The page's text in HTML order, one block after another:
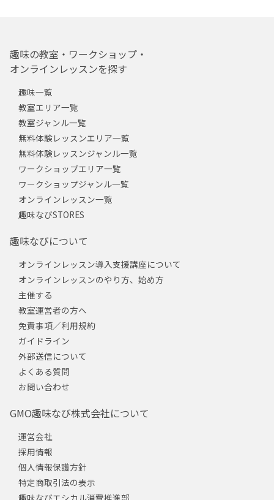
趣味の教室・ワークショップ・
オンラインレッスンを探す
趣味一覧
教室エリア一覧
教室ジャンル一覧
無料体験レッスンエリア一覧
無料体験レッスンジャンル一覧
ワークショップエリア一覧
ワークショップジャンル一覧
オンラインレッスン一覧
趣味なびSTORES
趣味なびについて
オンラインレッスン導入支援講座について
オンラインレッスンのやり方、始め方
主催する
教室運営者の方へ
免責事項／利用規約
ガイドライン
外部送信について
よくある質問
お問い合わせ
GMO趣味なび株式会社について
運営会社
採用情報
個人情報保護方針
特定商取引法の表示
趣味なびエシカル消費推進部